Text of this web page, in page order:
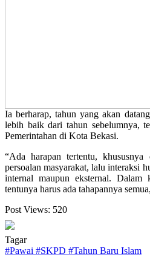
Ia berharap, tahun yang akan
lebih baik dari tahun sebelumnya,
Pemerintahan di Kota Bekasi.
“Ada harapan tertentu,
persoalan masyarakat, lalu interaksi
internal maupun eksternal. Dalam
tentunya harus ada tahapannya
Post Views: 520
Tagar
#Pawai #SKPD #Tahun Baru Islam